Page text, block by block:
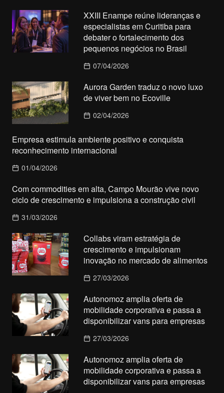
XXIII Enampe reúne lideranças e
especialistas em Curitiba para
debater o fortalecimento dos
pequenos negócios no Brasil
07/04/2026
Aurora Garden traduz o novo luxo
de viver bem no Ecoville
02/04/2026
Empresa estimula ambiente positivo e conquista
reconhecimento internacional
01/04/2026
Com commodities em alta, Campo Mourão vive novo
ciclo de crescimento e impulsiona a construção civil
31/03/2026
Collabs viram estratégia de
crescimento e impulsionam
inovação no mercado de alimentos
27/03/2026
Autonomoz amplia oferta de
mobilidade corporativa e passa a
disponibilizar vans para empresas
27/03/2026
Autonomoz amplia oferta de
mobilidade corporativa e passa a
disponibilizar vans para empresas